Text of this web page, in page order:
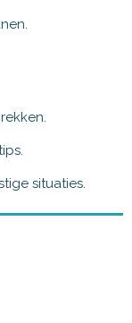
situaties.